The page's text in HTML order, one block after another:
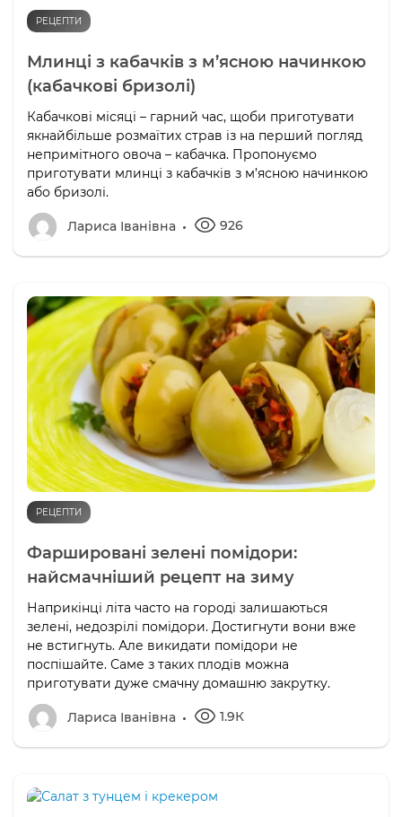
РЕЦЕПТИ
Млинці з кабачків з м’ясною начинкою
(кабачкові бризолі)
Кабачкові місяці – гарний час, щоби приготувати
якнайбільше розмаїтих страв із на перший погляд
непримітного овоча – кабачка. Пропонуємо
приготувати млинці з кабачків з м’ясною начинкою
або бризолі.
Лариса Іванівна 926
РЕЦЕПТИ
Фаршировані зелені помідори:
найсмачніший рецепт на зиму
Наприкінці літа часто на городі залишаються
зелені, недозрілі помідори. Достигнути вони вже
не встигнуть. Але викидати помідори не
поспішайте. Саме з таких плодів можна
приготувати дуже смачну домашню закрутку.
Лариса Іванівна 1.9К